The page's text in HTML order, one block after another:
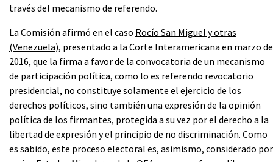
través del mecanismo de referendo.
La Comisión afirmó en el caso Rocío San Miguel y otras
(Venezuela), presentado a la Corte Interamericana en marzo de
2016, que la firma a favor de la convocatoria de un mecanismo
de participación política, como lo es referendo revocatorio
presidencial, no constituye solamente el ejercicio de los
derechos políticos, sino también una expresión de la opinión
política de los firmantes, protegida a su vez por el derecho a la
libertad de expresión y el principio de no discriminación. Como
es sabido, este proceso electoral es, asimismo, considerado por